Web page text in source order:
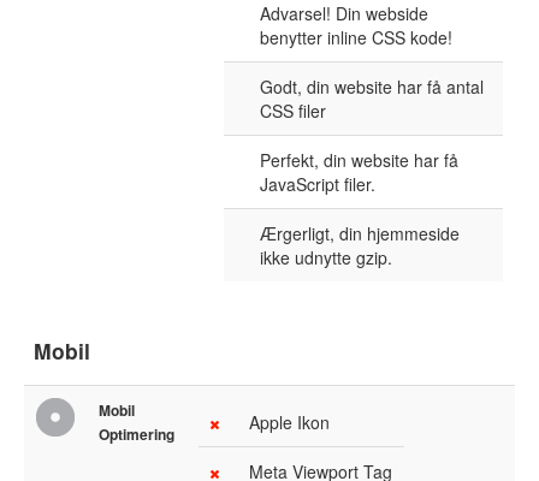
Advarsel! Din webside
benytter inline CSS kode!
Godt, din website har få antal
CSS filer
Perfekt, din website har få
JavaScript filer.
Ærgerligt, din hjemmeside
ikke udnytte gzip.
Mobil
Mobil
Optimering
Apple Ikon
Meta Viewport Tag